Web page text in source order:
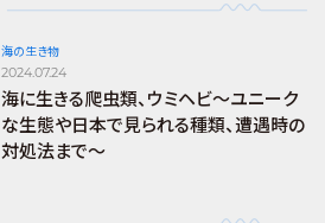
海の生き物
2024.07.24
海に生きる爬虫類、ウミヘビ～ユニーク
な生態や日本で見られる種類、遭遇時の
対処法まで～